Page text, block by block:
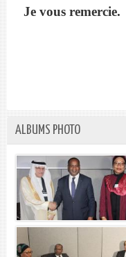
Je vous remercie.
ALBUMS PHOTO